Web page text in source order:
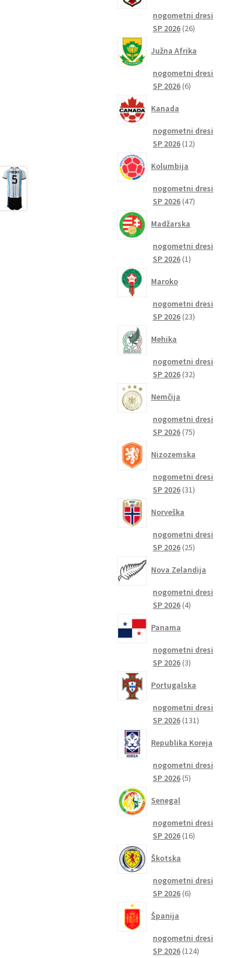
nogometni dresi
SP 2026 2626
Južna Afrika
nogometni dresi
SP 2026 66
Kanada
nogometni dresi
SP 2026 1212
Kolumbija
nogometni dresi
SP 2026 4747
Madžarska
nogometni dresi
SP 2026 11
Maroko
nogometni dresi
SP 2026 2323
Mehika
nogometni dresi
SP 2026 3232
Nemčija
nogometni dresi
SP 2026 7575
Nizozemska
nogometni dresi
SP 2026 3131
Norveška
nogometni dresi
SP 2026 2525
Nova Zelandija
nogometni dresi
SP 2026 44
Panama
nogometni dresi
SP 2026 33
Portugalska
nogometni dresi
SP 2026 131131
Republika Koreja
nogometni dresi
SP 2026 55
Senegal
nogometni dresi
SP 2026 1616
Škotska
nogometni dresi
SP 2026 66
Španija
nogometni dresi
SP 2026 124124